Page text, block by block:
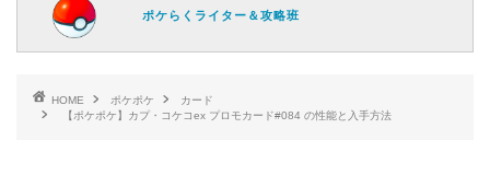
ポケらくライター＆攻略班
HOME ポケポケ
カード
【ポケポケ】カプ・コケコex プロモカード#084 の性能と入手方法